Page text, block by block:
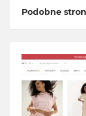
Podobne